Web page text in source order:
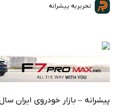
تحریریه پیشرانه
پیشرانه – بازار خودروی ایران